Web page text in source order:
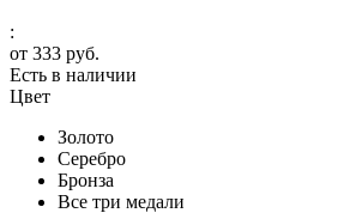
:
от 333 руб.
Есть в наличии
Цвет
Золото
Серебро
Бронза
Все три медали